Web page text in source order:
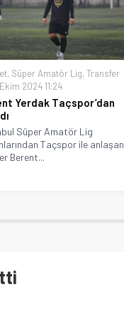
, Süper Amatör Lig,Transfer
2024 11:24
Yerdak Taçspor’dan
Süper Amatör Lig
Taçspor ile anlaşan
Berent...